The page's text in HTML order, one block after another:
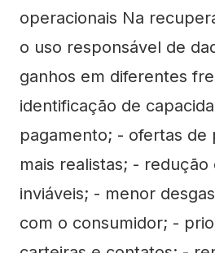
operacionais Na
o uso responsável de
ganhos em diferentes
identificação de
pagamento; - ofertas de
mais realistas; -
inviáveis; - menor
com o consumidor; -